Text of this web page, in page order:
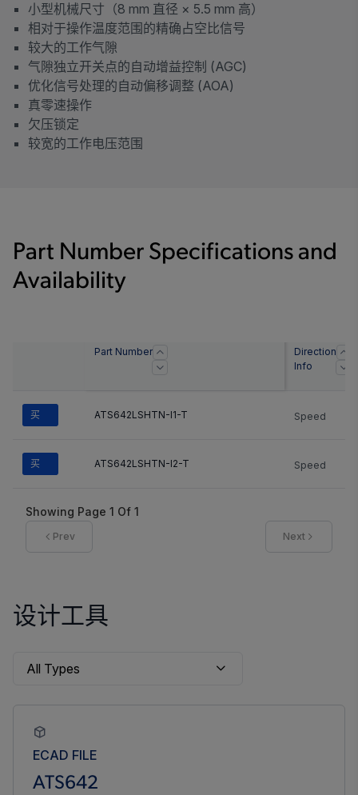
小型机械尺寸（8 mm 直径 × 5.5 mm 高）
相对于操作温度范围的精确占空比信号
较大的工作气隙
气隙独立开关点的自动增益控制 (AGC)
优化信号处理的自动偏移调整 (AOA)
真零速操作
欠压锁定
较宽的工作电压范围
Part Number Specifications and
Availability
Part Number
Direction
Info
买 ATS642LSHTN-I1-T Speed
买 ATS642LSHTN-I2-T Speed
Showing Page 1 Of 1
Prev Next
设计工具
ECAD FILE
ATS642